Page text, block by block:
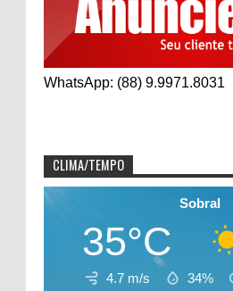
WhatsApp: (88) 9.9971.8031
CLIMA/TEMPO
Sobral
35°C
4.7 m/s 34%